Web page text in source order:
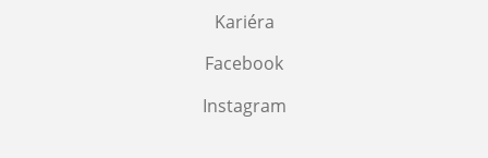
Kariéra
Facebook
Instagram